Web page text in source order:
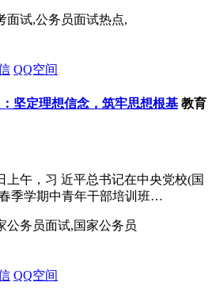
面试,公务员面试热点,
QQ空间
坚定理想信念，筑牢思想根基 教育
上午，习 近平总书记在中央党校(国
季学期中青年干部培训班…
公务员面试,国家公务员
QQ空间